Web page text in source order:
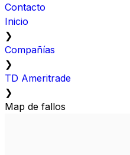
Contacto
Inicio
❯
Compañías
❯
TD Ameritrade
❯
Map de fallos